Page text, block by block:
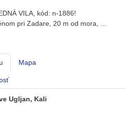
VILA, kód: n-1886!
pri Zadare, 20 m od mora, ...
Mapa
Ugljan, Kali